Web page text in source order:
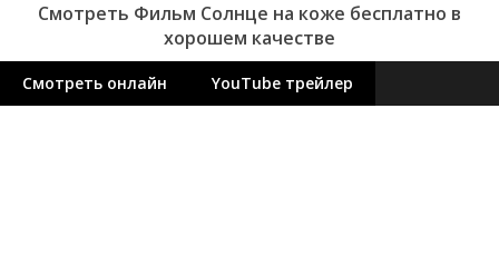
Смотреть Фильм Солнце на коже бесплатно в
хорошем качестве
Смотреть онлайн YouTube трейлер